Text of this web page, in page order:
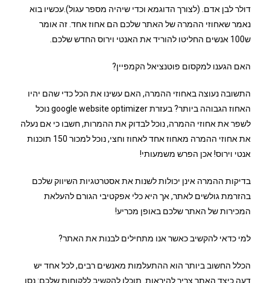
דולר לבן אדם. (לצורך הדוגמא וכדי שיהיה מספר עגול).עכשיו בוא
נאמר שאחוזי ההמרה של האתר שלכם הם אחוז אחד. זה אומר
ש100 אנשים החליטו להוריד את האנטי וירוס החדש שלכם.
האם הגענו למקסום פוטנציאל הקמפיין?
התשובה נעוצה באחוזי ההמרה, האם עשינו את הכל כדי שהם יהיו
האחוז הגבוהה ביותר? בעזרת google website optimizer נוכל
לשפר את אחוזי ההמרה, נוכל לבדוק את ההמרות, חשבו כי אם נעלה
את אחוזי ההמרה מאחוז אחד לאחוז וחצי, נוכל למכור 150 תוכנות
אנטי וירוס! אכן הפרש משמעותי!
בדיקות ההמרה אינן יכולות לשנות את אסטרטגיות השיווק שלכם
בהזרמת גולשים לאתר, אך היא כלי אפקטיבי הגורם להעלאת
המכירות של האתר שלכם באופן מכריע!
למי כדאי להקשיב כאשר אנו מתחילים לבנות את האתר?
הכלל החשוב ביותר הוא ההתעלמות מאנשים רבים, לכל אחד יש
דעה כיצד האתר צריך להיראות. תוכלו להקשיב ללקוחות שלכם: נסו